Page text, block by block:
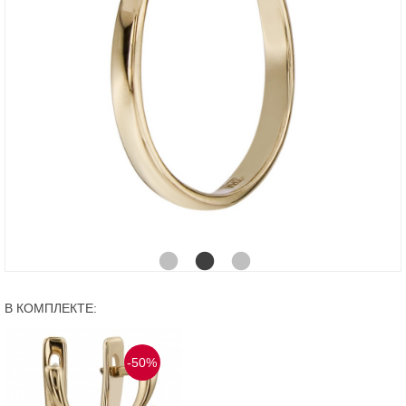
В КОМПЛЕКТЕ:
-50%